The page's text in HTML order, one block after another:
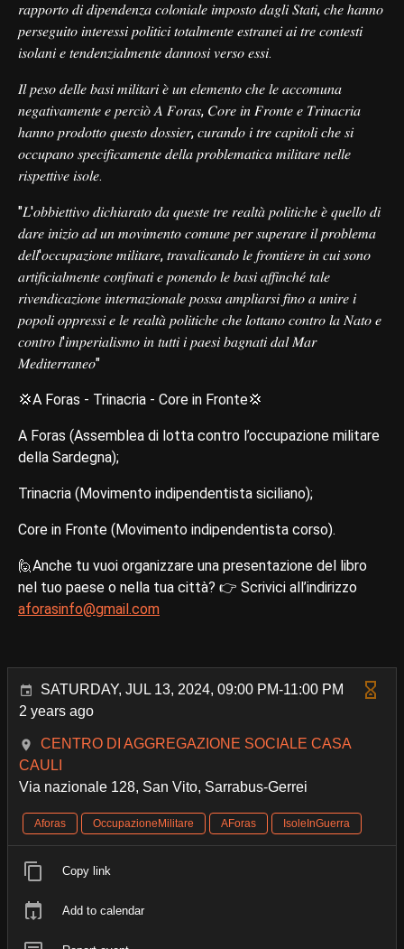
𝑟𝑎𝑝𝑝𝑜𝑟𝑡𝑜 𝑑𝑖 𝑑𝑖𝑝𝑒𝑛𝑑𝑒𝑛𝑧𝑎 𝑐𝑜𝑙𝑜𝑛𝑖𝑎𝑙𝑒 𝑖𝑚𝑝𝑜𝑠𝑡𝑜 𝑑𝑎𝑔𝑙𝑖 𝑆𝑡𝑎𝑡𝑖, 𝑐ℎ𝑒 ℎ𝑎𝑛𝑛𝑜
𝑝𝑒𝑟𝑠𝑒𝑔𝑢𝑖𝑡𝑜 𝑖𝑛𝑡𝑒𝑟𝑒𝑠𝑠𝑖 𝑝𝑜𝑙𝑖𝑡𝑖𝑐𝑖 𝑡𝑜𝑡𝑎𝑙𝑚𝑒𝑛𝑡𝑒 𝑒𝑠𝑡𝑟𝑎𝑛𝑒𝑖 𝑎𝑖 𝑡𝑟𝑒 𝑐𝑜𝑛𝑡𝑒𝑠𝑡𝑖
𝑖𝑠𝑜𝑙𝑎𝑛𝑖 𝑒 𝑡𝑒𝑛𝑑𝑒𝑛𝑧𝑖𝑎𝑙𝑚𝑒𝑛𝑡𝑒 𝑑𝑎𝑛𝑛𝑜𝑠𝑖 𝑣𝑒𝑟𝑠𝑜 𝑒𝑠𝑠𝑖.
𝐼𝑙 𝑝𝑒𝑠𝑜 𝑑𝑒𝑙𝑙𝑒 𝑏𝑎𝑠𝑖 𝑚𝑖𝑙𝑖𝑡𝑎𝑟𝑖 𝑒̀ 𝑢𝑛 𝑒𝑙𝑒𝑚𝑒𝑛𝑡𝑜 𝑐ℎ𝑒 𝑙𝑒 𝑎𝑐𝑐𝑜𝑚𝑢𝑛𝑎
𝑛𝑒𝑔𝑎𝑡𝑖𝑣𝑎𝑚𝑒𝑛𝑡𝑒 𝑒 𝑝𝑒𝑟𝑐𝑖𝑜̀ 𝐴 𝐹𝑜𝑟𝑎𝑠, 𝐶𝑜𝑟𝑒 𝑖𝑛 𝐹𝑟𝑜𝑛𝑡𝑒 𝑒 𝑇𝑟𝑖𝑛𝑎𝑐𝑟𝑖𝑎
ℎ𝑎𝑛𝑛𝑜 𝑝𝑟𝑜𝑑𝑜𝑡𝑡𝑜 𝑞𝑢𝑒𝑠𝑡𝑜 𝑑𝑜𝑠𝑠𝑖𝑒𝑟, 𝑐𝑢𝑟𝑎𝑛𝑑𝑜 𝑖 𝑡𝑟𝑒 𝑐𝑎𝑝𝑖𝑡𝑜𝑙𝑖 𝑐ℎ𝑒 𝑠𝑖
𝑜𝑐𝑐𝑢𝑝𝑎𝑛𝑜 𝑠𝑝𝑒𝑐𝑖𝑓𝑖𝑐𝑎𝑚𝑒𝑛𝑡𝑒 𝑑𝑒𝑙𝑙𝑎 𝑝𝑟𝑜𝑏𝑙𝑒𝑚𝑎𝑡𝑖𝑐𝑎 𝑚𝑖𝑙𝑖𝑡𝑎𝑟𝑒 𝑛𝑒𝑙𝑙𝑒
𝑟𝑖𝑠𝑝𝑒𝑡𝑡𝑖𝑣𝑒 𝑖𝑠𝑜𝑙𝑒.
"𝐿'𝑜𝑏𝑏𝑖𝑒𝑡𝑡𝑖𝑣𝑜 𝑑𝑖𝑐ℎ𝑖𝑎𝑟𝑎𝑡𝑜 𝑑𝑎 𝑞𝑢𝑒𝑠𝑡𝑒 𝑡𝑟𝑒 𝑟𝑒𝑎𝑙𝑡𝑎̀ 𝑝𝑜𝑙𝑖𝑡𝑖𝑐ℎ𝑒 𝑒̀ 𝑞𝑢𝑒𝑙𝑙𝑜 𝑑𝑖
𝑑𝑎𝑟𝑒 𝑖𝑛𝑖𝑧𝑖𝑜 𝑎𝑑 𝑢𝑛 𝑚𝑜𝑣𝑖𝑚𝑒𝑛𝑡𝑜 𝑐𝑜𝑚𝑢𝑛𝑒 𝑝𝑒𝑟 𝑠𝑢𝑝𝑒𝑟𝑎𝑟𝑒 𝑖𝑙 𝑝𝑟𝑜𝑏𝑙𝑒𝑚𝑎
𝑑𝑒𝑙𝑙'𝑜𝑐𝑐𝑢𝑝𝑎𝑧𝑖𝑜𝑛𝑒 𝑚𝑖𝑙𝑖𝑡𝑎𝑟𝑒, 𝑡𝑟𝑎𝑣𝑎𝑙𝑖𝑐𝑎𝑛𝑑𝑜 𝑙𝑒 𝑓𝑟𝑜𝑛𝑡𝑖𝑒𝑟𝑒 𝑖𝑛 𝑐𝑢𝑖 𝑠𝑜𝑛𝑜
𝑎𝑟𝑡𝑖𝑓𝑖𝑐𝑖𝑎𝑙𝑚𝑒𝑛𝑡𝑒 𝑐𝑜𝑛𝑓𝑖𝑛𝑎𝑡𝑖 𝑒 𝑝𝑜𝑛𝑒𝑛𝑑𝑜 𝑙𝑒 𝑏𝑎𝑠𝑖 𝑎𝑓𝑓𝑖𝑛𝑐ℎ𝑒́ 𝑡𝑎𝑙𝑒
𝑟𝑖𝑣𝑒𝑛𝑑𝑖𝑐𝑎𝑧𝑖𝑜𝑛𝑒 𝑖𝑛𝑡𝑒𝑟𝑛𝑎𝑧𝑖𝑜𝑛𝑎𝑙𝑒 𝑝𝑜𝑠𝑠𝑎 𝑎𝑚𝑝𝑙𝑖𝑎𝑟𝑠𝑖 𝑓𝑖𝑛𝑜 𝑎 𝑢𝑛𝑖𝑟𝑒 𝑖
𝑝𝑜𝑝𝑜𝑙𝑖 𝑜𝑝𝑝𝑟𝑒𝑠𝑠𝑖 𝑒 𝑙𝑒 𝑟𝑒𝑎𝑙𝑡𝑎̀ 𝑝𝑜𝑙𝑖𝑡𝑖𝑐ℎ𝑒 𝑐ℎ𝑒 𝑙𝑜𝑡𝑡𝑎𝑛𝑜 𝑐𝑜𝑛𝑡𝑟𝑜 𝑙𝑎 𝑁𝑎𝑡𝑜 𝑒
𝑐𝑜𝑛𝑡𝑟𝑜 𝑙'𝑖𝑚𝑝𝑒𝑟𝑖𝑎𝑙𝑖𝑠𝑚𝑜 𝑖𝑛 𝑡𝑢𝑡𝑡𝑖 𝑖 𝑝𝑎𝑒𝑠𝑖 𝑏𝑎𝑔𝑛𝑎𝑡𝑖 𝑑𝑎𝑙 𝑀𝑎𝑟
𝑀𝑒𝑑𝑖𝑡𝑒𝑟𝑟𝑎𝑛𝑒𝑜"
💢A Foras - Trinacria - Core in Fronte💢
A Foras (Assemblea di lotta contro l’occupazione militare
della Sardegna);
Trinacria (Movimento indipendentista siciliano);
Core in Fronte (Movimento indipendentista corso).
🙋Anche tu vuoi organizzare una presentazione del libro
nel tuo paese o nella tua città? 👉 Scrivici all’indirizzo
aforasinfo@gmail.com
SATURDAY, JUL 13, 2024, 09:00 PM-11:00 PM
2 years ago
CENTRO DI AGGREGAZIONE SOCIALE CASA
CAULI
Via nazionale 128, San Vito, Sarrabus-Gerrei
Aforas OccupazioneMilitare AForas IsoleInGuerra
Copy link
Add to calendar